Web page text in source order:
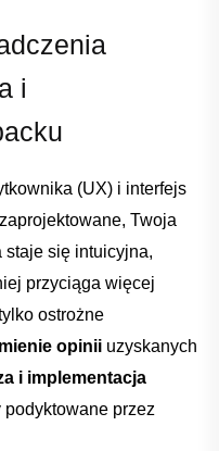
i
(UX) i interfejs
Twoja
się intuicyjna,
przyciąga więcej
ostrożne
opinii uzyskanych
i implementacja
przez